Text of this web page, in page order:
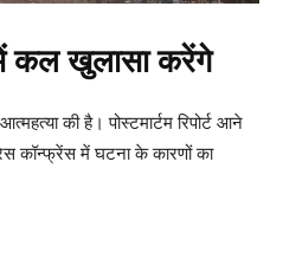
कल खुलासा करेंगे
की है। पोस्टमार्टम रिपोर्ट आने
कॉन्फ्रेंस में घटना के कारणों का